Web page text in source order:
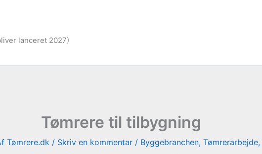
lanceret 2027)
Tømrere til tilbygning
Tømrere.dk / Skriv en kommentar / Byggebranchen, Tømrerarbejde,